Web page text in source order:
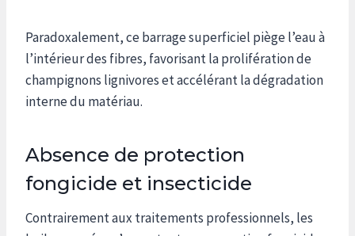
Paradoxalement, ce barrage superficiel piège l’eau à
l’intérieur des fibres, favorisant la prolifération de
champignons lignivores et accélérant la dégradation
interne du matériau.
Absence de protection
fongicide et insecticide
Contrairement aux traitements professionnels, les